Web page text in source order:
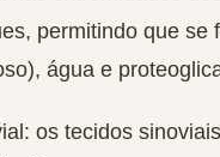
permitindo que
água e
os tecidos